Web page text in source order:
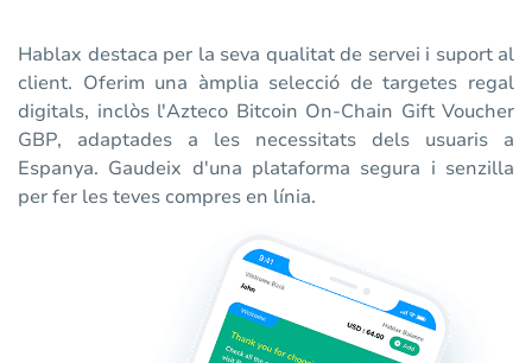
Hablax destaca per la seva qualitat de servei i suport al
client. Oferim una àmplia selecció de targetes regal
digitals, inclòs l'Azteco Bitcoin On-Chain Gift Voucher
GBP, adaptades a les necessitats dels usuaris a
Espanya. Gaudeix d'una plataforma segura i senzilla
per fer les teves compres en línia.